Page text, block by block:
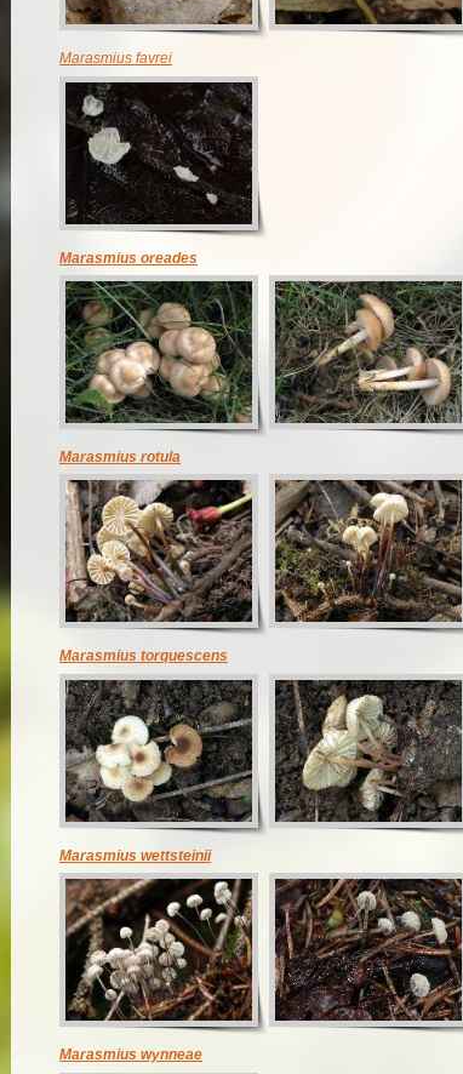
Marasmius favrei
Marasmius oreades
Marasmius rotula
Marasmius torquescens
Marasmius wettsteinii
Marasmius wynneae